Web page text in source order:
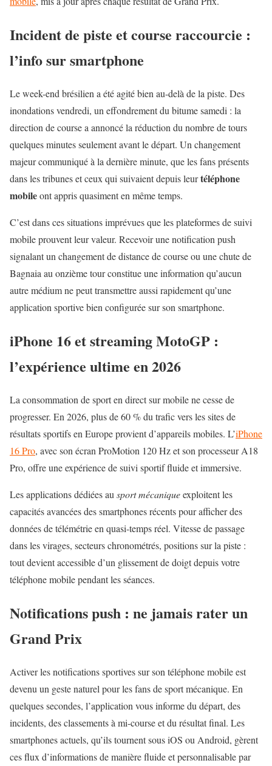
Incident de piste et course raccourcie :
l’info sur smartphone
Le week-end brésilien a été agité bien au-delà de la piste. Des
inondations vendredi, un effondrement du bitume samedi : la
direction de course a annoncé la réduction du nombre de tours
quelques minutes seulement avant le départ. Un changement
majeur communiqué à la dernière minute, que les fans présents
dans les tribunes et ceux qui suivaient depuis leurtéléphone
mobileont appris quasiment en même temps.
C’est dans ces situations imprévues que les plateformes de suivi
mobile prouvent leur valeur. Recevoir une notification push
signalant un changement de distance de course ou une chute de
Bagnaia au onzième tour constitue une information qu’aucun
autre médium ne peut transmettre aussi rapidement qu’une
application sportive bien configurée sur son smartphone.
iPhone 16 et streaming MotoGP :
l’expérience ultime en 2026
La consommation de sport en direct sur mobile ne cesse de
progresser. En 2026, plus de 60 % du trafic vers les sites de
résultats sportifs en Europe provient d’appareils mobiles. L’iPhone
16 Pro, avec son écran ProMotion 120 Hz et son processeur A18
Pro, offre une expérience de suivi sportif fluide et immersive.
Les applications dédiées au sport mécaniqueexploitent les
capacités avancées des smartphones récents pour afficher des
données de télémétrie en quasi-temps réel. Vitesse de passage
dans les virages, secteurs chronométrés, positions sur la piste :
tout devient accessible d’un glissement de doigt depuis votre
téléphone mobile pendant les séances.
Notifications push : ne jamais rater un
Grand Prix
Activer les notifications sportives sur son téléphone mobile est
devenu un geste naturel pour les fans de sport mécanique. En
quelques secondes, l’application vous informe du départ, des
incidents, des classements à mi-course et du résultat final. Les
smartphones actuels, qu’ils tournent sous iOS ou Android, gèrent
ces flux d’informations de manière fluide et personnalisable par